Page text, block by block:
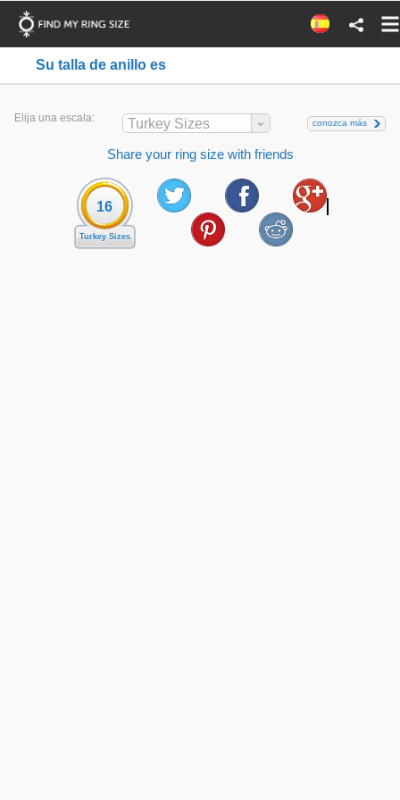
Su talla de anillo es
Elija una escala: Turkey Sizes conozca más
Share your ring size with friends
16
Turkey Sizes